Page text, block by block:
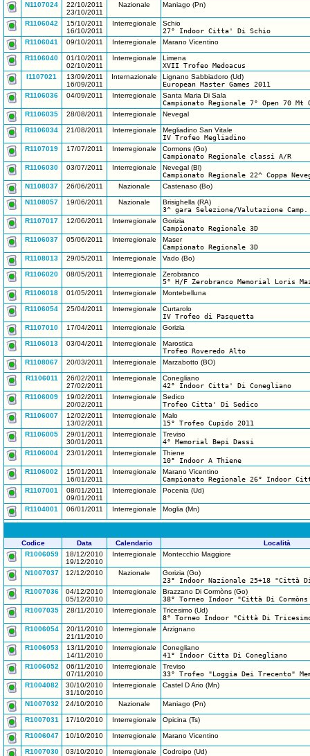
N1107024
22/10/2011
23/10/2011
Nazionale Maniago (Pn)
R1106042
15/10/2011
16/10/2011
Interregionale
Schio
27° Indoor Citta' Di Schio
R1106041
09/10/2011 Interregionale Marano Vicentino
R1106040
01/10/2011
02/10/2011
Interregionale
Limena
XVII Trofeo Medoacus
I1107021
13/09/2011
16/09/2011
Internazionale
Lignano Sabbiadoro (Ud)
European Master Games 2011
R1106036
04/09/2011 Interregionale
Santa Maria Di Sala
Campionato Regionale 7° Open 70 Mt
R1106035
28/08/2011 Interregionale Nevegal
R1106034 21/08/2011 Interregionale
Megliadino San Vitale
IV Trofeo Megliadino
R1107019
17/07/2011 Interregionale
Cormons (Go)
Campionato Regionale classi A/R
R1106030
03/07/2011 Interregionale
Nevegal (Bl)
Campionato Regionale 22^ Coppa
N1108037
26/06/2011 Nazionale Castenaso (Bo)
N1108057 19/06/2011 Nazionale
Brisighella (RA)
3^ gara Selezione/Valutazione
R1107017
12/06/2011 Interregionale
Gorizia
Campionato Regionale 3D
R1106037
05/06/2011 Interregionale
Maser
Campionato Regionale 3D
R1108013
29/05/2011 Interregionale Vado (Bo)
R1106020 08/05/2011 Interregionale
Zerobranco
5° H/F Zerobranco Memorial Loris
R1106018
01/05/2011 Interregionale Montebelluna
R1106054 25/04/2011 Interregionale
Curtarolo
IV Trofeo di Pasquetta
R1107010
17/04/2011 Interregionale Gorizia
R1106013 03/04/2011 Interregionale
Marostica
Trofeo Roveredo Alto
R1108067
20/03/2011 Interregionale Marzabotto (BO)
R1106011
26/02/2011
27/02/2011
Interregionale
Conegliano
42° Indoor Citta' Di Conegliano
R1106009
19/02/2011
20/02/2011
Interregionale
Sedico
Trofeo Citta' Di Sedico
R1106007
12/02/2011
13/02/2011
Interregionale
Malo
15° Trofeo Cupido 2011
R1106005
29/01/2011
30/01/2011
Interregionale
Treviso
4° Memorial Bepi Dassi
R1106004
23/01/2011 Interregionale
Thiene
10° Indoor A Thiene
R1106002
15/01/2011
16/01/2011
Interregionale
Marano Vicentino
Campionato Regionale 26° Indoor
R1107001
08/01/2011
09/01/2011
Interregionale Pocenia (Ud)
R1104001 06/01/2011 Interregionale Moglia (Mn)
Codice Data Calendario
Località
R1006059
18/12/2010
19/12/2010
Interregionale Montecchio Maggiore
N1007037 12/12/2010 Nazionale
Gorizia (Go)
23° Indoor Nazionale 25+18 "Città
R1007036
04/12/2010
05/12/2010
Interregionale
Brazzano Di Cormòns (Go)
38° Torneo Indoor "Città Di
R1007035
28/11/2010 Interregionale
Tricesimo (Ud)
8° Torneo Indoor "Città Di
R1006054
20/11/2010
21/11/2010
Interregionale Arzignano
R1006053
13/11/2010
14/11/2010
Interregionale
Conegliano
41° Indoor Citta Di Conegliano
R1006052
06/11/2010
07/11/2010
Interregionale
Treviso
33° Trofeo "Loggia Dei Trecento"
R1004082
30/10/2010
31/10/2010
Interregionale Castel D Ario (Mn)
N1007032 24/10/2010 Nazionale Maniago (Pn)
R1007031 17/10/2010 Interregionale Opicina (Ts)
R1006047 10/10/2010 Interregionale Marano Vicentino
R1007030 03/10/2010 Interregionale Codroipo (Ud)